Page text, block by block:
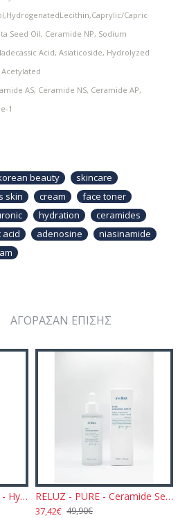
Capric
Seed Oil, Ceramide NP, Sodium
Acid, Asiaticoside, Hydrolyzed
AS, Ceramide NS, Ceramide AP,
1
beauty
skincare
skin cream
face toner
hydration
ceramides
adenosine
niasinamide
ΑΓΌΡΑΣΑΝ ΕΠΊΣΗΣ
RELUZ - DEEP SECTION - Hyaluronic Acid Hydrating Serum 50ml RELUZ - PURE - Ceramide Serum 50ml
37,42€ 49,90€